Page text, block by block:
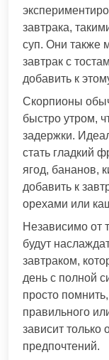
завтрака,
суп. Они также
завтрак с
добавить к
Скорпионы
быстро утром,
задержки.
стать гладкий
ягод, бананов,
добавить к
орехами или
Независимо от
будут
завтраком,
день с полной
просто
правильного
зависит только
предпочтений.